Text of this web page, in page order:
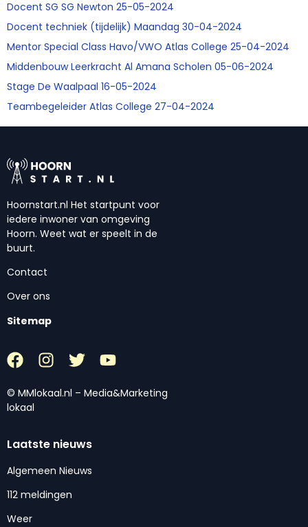
Docent SG SG Newton 25-05-2024
Docent techniek (tijdelijk) Maandag 30-04-2024
Mentor Special Class Havo/VWO Atlas College 25-04-2024
Middenbouw Leerkracht Al Amana Scholen 05-06-2024
Stage De Waalpaal 16-05-2024
Teambegeleider Atlas College 27-04-2024
Hoornstart.nl Het startpunt voor
iedere inwoner van omgeving
Hoorn. Weet wat er speelt in de
buurt.
Contact
Over ons
Sitemap
© MMlokaal.nl – Media&Marketing
lokaal
Laatste nieuws
Algemeen Nieuws
112 meldingen
Weer